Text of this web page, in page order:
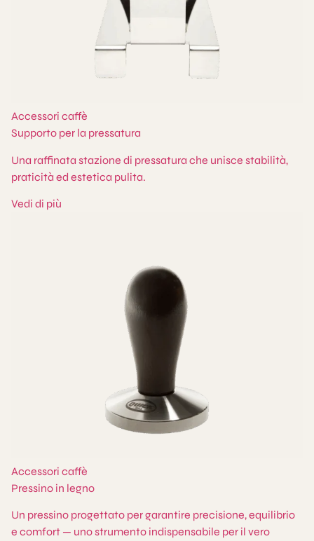
Accessori caffè
Supporto per la pressatura
Una raffinata stazione di pressatura che unisce stabilità,
praticità ed estetica pulita.
Vedi di più
Accessori caffè
Pressino in legno
Un pressino progettato per garantire precisione, equilibrio
e comfort — uno strumento indispensabile per il vero